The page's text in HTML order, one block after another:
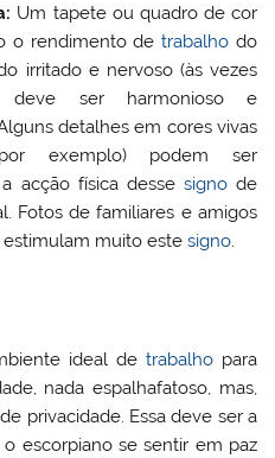
Um tapete ou quadro de cor
o rendimento detrabalho do
irritado e nervoso (às vezes
deve ser harmonioso e
detalhes em cores vivas
exemplo) podem ser
acção física desse signode
Fotos de familiares e amigos
estimulam muito estesigno.
ideal de trabalhopara
nada espalhafatoso, mas,
privacidade. Essa deve ser a
escorpiano se sentir em paz